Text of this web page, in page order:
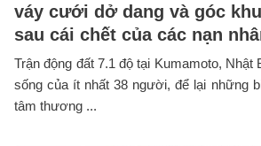
váy cưới dở dang và góc
sau cái chết của các nạn
Trận động đất 7.1 độ tại Kumamoto,
sống của ít nhất 38 người, để lại những
tâm thương ...